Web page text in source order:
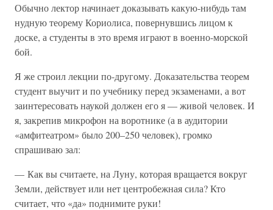
Обычно лектор начинает доказывать какую-нибудь там
нудную теорему Кориолиса, повернувшись лицом к
доске, а студенты в это время играют в военно-морской
бой.
Я же строил лекции по-другому. Доказательства теорем
студент выучит и по учебнику перед экзаменами, а вот
заинтересовать наукой должен его я — живой человек. И
я, закрепив микрофон на воротнике (а в аудитории
«амфитеатром» было 200–250 человек), громко
спрашиваю зал:
— Как вы считаете, на Луну, которая вращается вокруг
Земли, действует или нет центробежная сила? Кто
считает, что «да» поднимите руки!